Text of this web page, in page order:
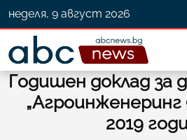
неделя, 9 август 2026
Годишен доклад за
„Агроинженеринг
2019